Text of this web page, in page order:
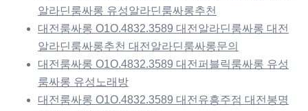
알라딘룸싸롱 유성알라딘룸싸롱추천
대전룸싸롱 O1O.4832.3589 대전알라딘룸싸롱 대전
알라딘룸싸롱추천 대전알라딘룸싸롱문의
대전룸싸롱 O1O.4832.3589 대전퍼블릭룸싸롱 유성
룸싸롱 유성노래방
대전룸싸롱 O1O.4832.3589 대전유흥주점 대전봉명